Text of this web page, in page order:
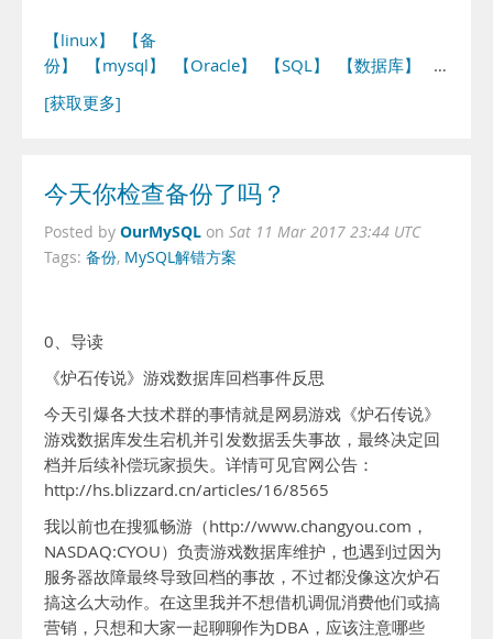
【linux】
【备
份】
【mysql】 【Oracle】 【SQL】 【数据库】
…
[获取更多]
今天你检查备份了吗？
Posted by OurMySQL on Sat 11 Mar 2017 23:44 UTC
Tags: 备份, MySQL解错方案
0、导读
《炉石传说》游戏数据库回档事件反思
今天引爆各大技术群的事情就是网易游戏《炉石传说》
游戏数据库发生宕机并引发数据丢失事故，最终决定回
档并后续补偿玩家损失。详情可见官网公告：
http://hs.blizzard.cn/articles/16/8565
我以前也在搜狐畅游（http://www.changyou.com，
NASDAQ:CYOU）负责游戏数据库维护，也遇到过因为
服务器故障最终导致回档的事故，不过都没像这次炉石
搞这么大动作。在这里我并不想借机调侃消费他们或搞
营销，只想和大家一起聊聊作为DBA，应该注意哪些